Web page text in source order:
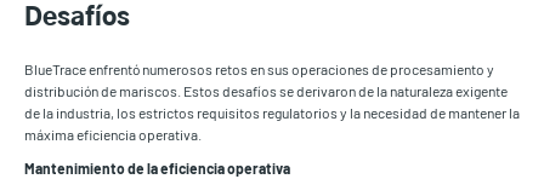
Desafíos
BlueTrace enfrentó numerosos retos en sus operaciones de procesamiento y
distribución de mariscos. Estos desafíos se derivaron de la naturaleza exigente
de la industria, los estrictos requisitos regulatorios y la necesidad de mantener la
máxima eficiencia operativa.
Mantenimiento de la eficiencia operativa